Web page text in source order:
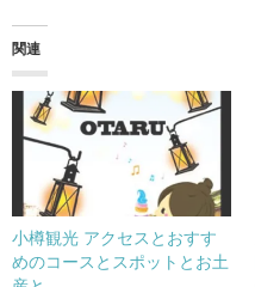
関連
小樽観光 アクセスとおすす
めのコースとスポットとお土